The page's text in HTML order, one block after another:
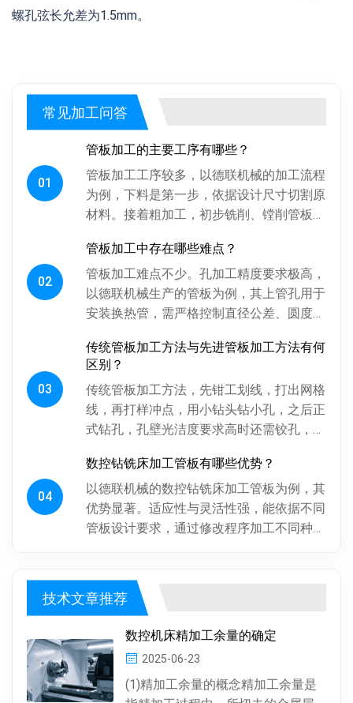
螺孔弦长允差为1.5mm。
常见加工问答
01
管板加工的主要工序有哪些？
管板加工工序较多，以德联机械的加工流程
为例，下料是第一步，依据设计尺寸切割原
材料。接着粗加工，初步铣削、镗削管板各
关键，通过射线、超声波探伤检...
02
管板加工中存在哪些难点？
管板加工难点不少。孔加工精度要求极高，
以德联机械生产的管板为例，其上管孔用于
安装换热管，需严格控制直径公差、圆度、
影响换热管安装与设备性能。板...
03
传统管板加工方法与先进管板加工方法有何
区别？
传统管板加工方法，先钳工划线，打出网格
线，再打样冲点，用小钻头钻小孔，之后正
式钻孔，孔壁光洁度要求高时还需铰孔，最
摇臂定位，劳动强度大、效率低...
04
数控钻铣床加工管板有哪些优势？
以德联机械的数控钻铣床加工管板为例，其
优势显著。适应性与灵活性强，能依据不同
管板设计要求，通过修改程序加工不同种
技术文章推荐
数控机床精加工余量的确定
2025-06-23
(1)精加工余量的概念精加工余量是